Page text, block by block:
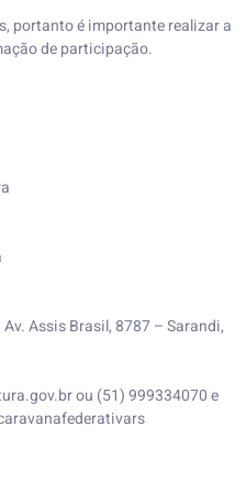
portanto é importante realizar a
de participação.
Assis Brasil, 8787 – Sarandi,
ou (51) 999334070 e